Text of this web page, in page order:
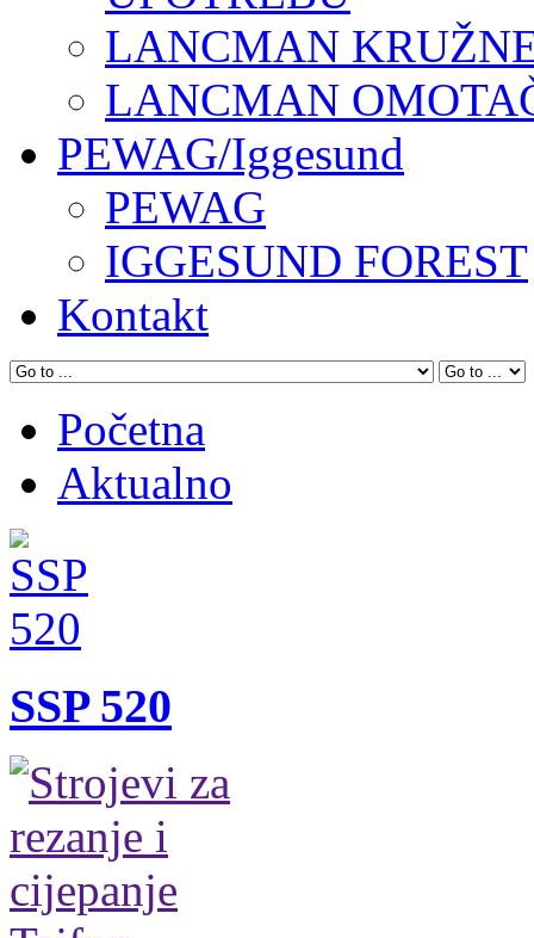
LANCMAN
LANCMAN
PEWAG/Iggesund
PEWAG
IGGESUND FOREST
Kontakt
Početna
Aktualno
SSP 520